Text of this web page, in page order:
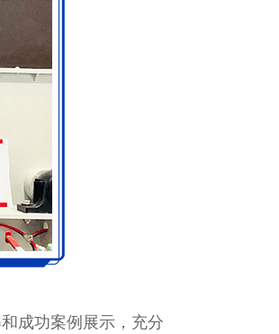
成功案例展示，充分